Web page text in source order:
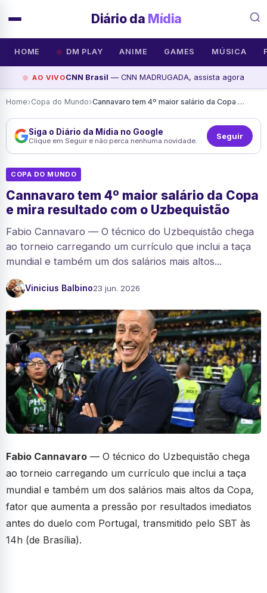
Diário da Mídia
HOME DM PLAY ANIME GAMES MÚSICA
AO VIVOCNN Brasil — CNN MADRUGADA, assista agora
Home›Copa do Mundo› Cannavaro tem 4º maior salário da Copa e mira resultado com o Uzbequistão
Siga o Diário da Mídia no Google
Clique em Seguir e não perca nenhuma novidade. Seguir
COPA DO MUNDO
Cannavaro tem 4º maior salário da Copa
e mira resultado com o Uzbequistão
Fabio Cannavaro — O técnico do Uzbequistão chega
ao torneio carregando um currículo que inclui a taça
mundial e também um dos salários mais altos...
Vinicius Balbino23 jun. 2026
Fabio Cannavaro — O técnico do Uzbequistão chega
ao torneio carregando um currículo que inclui a taça
mundial e também um dos salários mais altos da Copa,
fator que aumenta a pressão por resultados imediatos
antes do duelo com Portugal, transmitido pelo SBT às
14h (de Brasília).